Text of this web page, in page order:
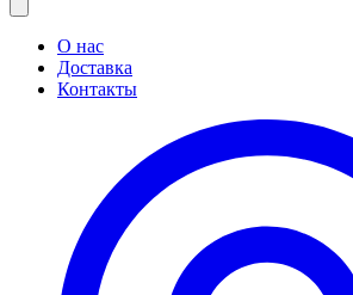
О нас
Доставка
Контакты